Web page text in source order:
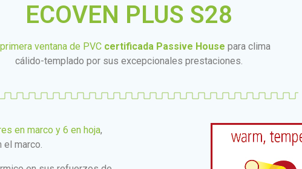
ECOVEN PLUS S28
ventana de PVC certificada Passive House para clima
cálido-templado por sus excepcionales prestaciones.
en marco y 6 en hoja,
el marco.